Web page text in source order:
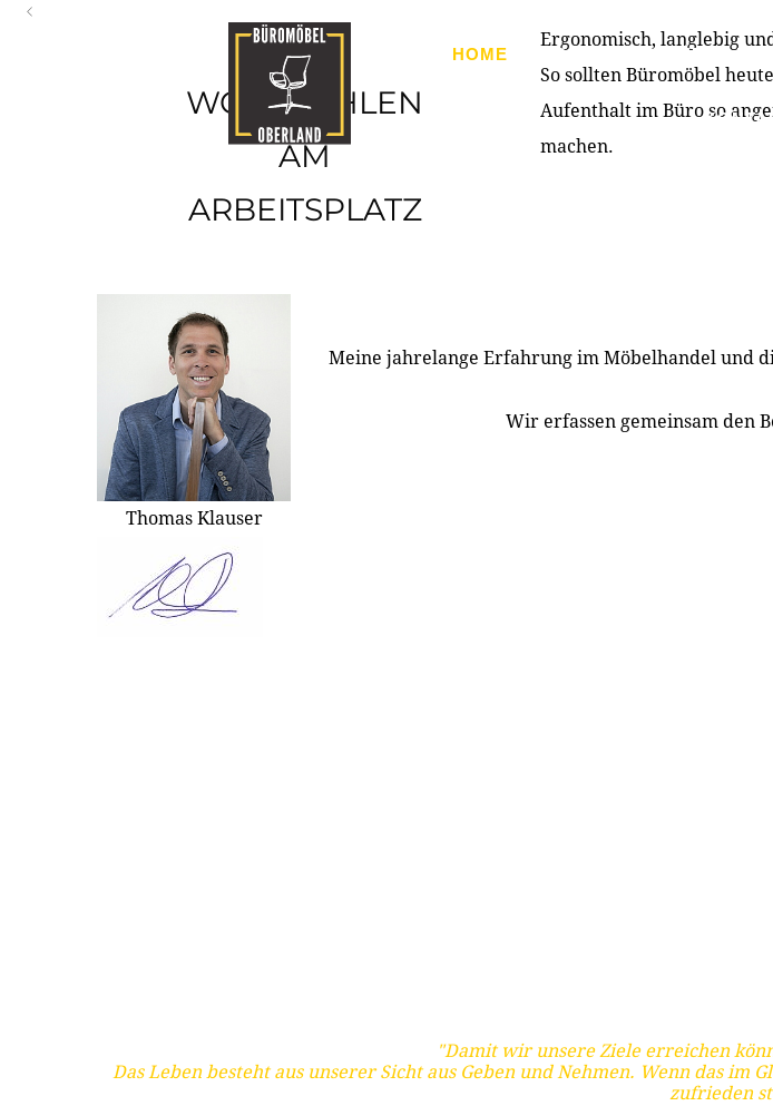
HOME PRODUKTE ÜBER UNS
WOHLFÜHLEN
AM
ARBEITSPLATZ
Ergonomisch, langlebig
So sollten Büromöbel
Aufenthalt im Büro so
machen.
Thomas Klauser
Meine jahrelange Erfahrung im Möbelhandel und
Wir erfassen gemeinsam den
"Damit wir unsere Ziele erreichen
Das Leben besteht aus unserer Sicht aus Geben und Nehmen. Wenn das
zufrieden